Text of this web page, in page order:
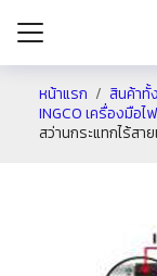
หน้าแรก สินค้าทั้
INGCO เครื่องมือไ
สว่านกระแทกไร้สา